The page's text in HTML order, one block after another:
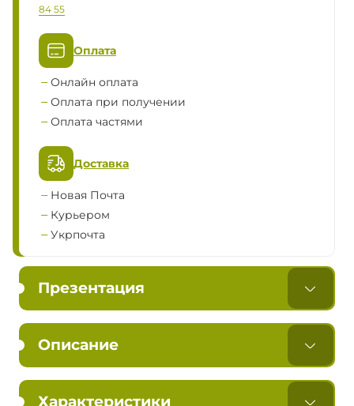
84 55
Оплата
Онлайн оплата
Оплата при получении
Оплата частями
Доставка
Новая Почта
Курьером
Укрпочта
Презентация
Описание
Характеристики